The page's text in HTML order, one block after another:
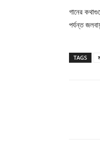
গানের
পর্যন্ত
TAGS